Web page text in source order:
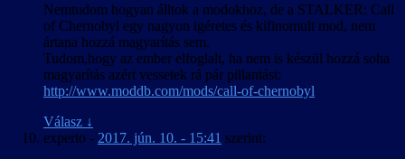
Nemtudom hogyan álltok a modokhoz, de a STALKER: Call
of Chernobyl egy nagyon igéretes és kifinomult mod, nem
ártana hozzá magyarítás sem.
Tudom,hogy az ember elfoglalt, ha nem is készül hozzá soha
magyarítás azért vessetek rá pár pillantást:
http://www.moddb.com/mods/call-of-chernobyl
Válasz ↓
experto - 2017. jún. 10. - 15:41 szerint: